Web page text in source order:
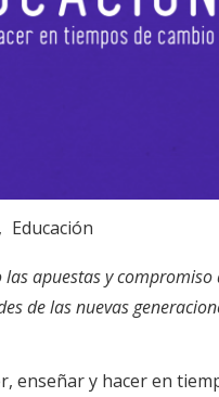
Educación
apuestas y compromiso
de las nuevas
enseñar y hacer en